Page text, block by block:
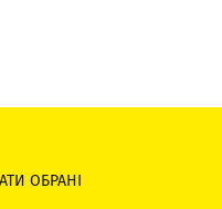
ОБРАНІ